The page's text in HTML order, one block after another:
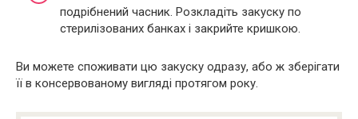
подрібнений часник. Розкладіть закуску по
стерилізованих банках і закрийте кришкою.
Ви можете споживати цю закуску одразу, або ж зберігати
її в консервованому вигляді протягом року.